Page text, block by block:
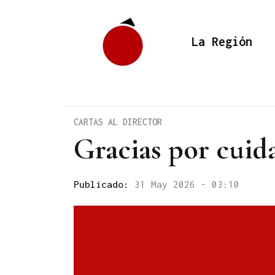
La Región
Gracias por
CARTAS AL DIRECTOR
Publicado: 31 May 2026 - 03:10